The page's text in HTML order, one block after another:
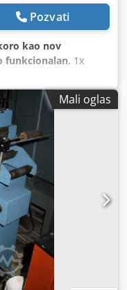
Pozvati
kao nov
funkcionalan, 1x
2 x 20.000 = 40.000
dizanja iznad
upravljanje
Aeyx Dv Tjccsa
dužina: 2x 180 m
Mali oglas